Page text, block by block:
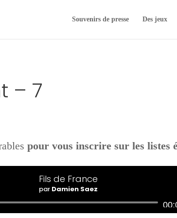
Souvenirs de presse Des jeux
– 7
pour vous inscrire sur les listes
Fils de France
par Damien Saez
Lecteur